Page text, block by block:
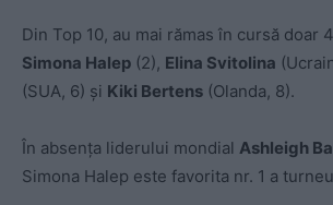
Din Top 10, au mai rămas în cursă doar
Simona Halep (2), Elina Svitolina
(SUA, 6) și Kiki Bertens (Olanda, 8).
În absența liderului mondial Ashleigh
Simona Halep este favorita nr. 1 a